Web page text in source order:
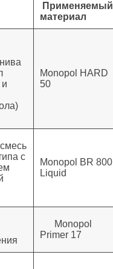
Применяемый
материал
Monopol HARD
50
с
Monopol BR 800
Liquid
Monopol
Primer 17